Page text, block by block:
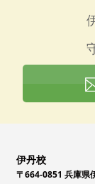
伊丹校
〒664-0851 兵庫県